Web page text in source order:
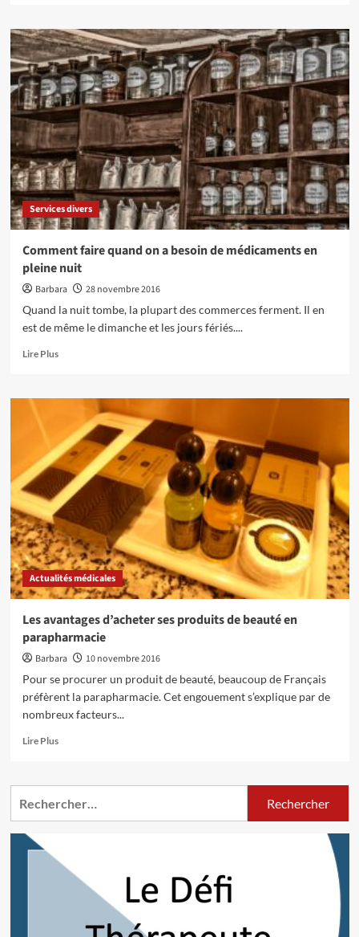
sur
Quel
type
de
cabinet
médical
louer
pour
exercer
son
activité
Services divers
Comment faire quand on a besoin de médicaments en
pleine nuit
Barbara
28 novembre 2016
Quand la nuit tombe, la plupart des commerces ferment. Il en
est de même le dimanche et les jours fériés....
Lire PlusEn
sur
Comment
faire
quand
on
a
besoin
de
médicaments
en
pleine
nuit
Actualités médicales
Les avantages d’acheter ses produits de beauté en
parapharmacie
Barbara
10 novembre 2016
Pour se procurer un produit de beauté, beaucoup de Français
préfèrent la parapharmacie. Cet engouement s’explique par de
nombreux facteurs...
Lire PlusEn
sur
Les
produits
parapharmacie